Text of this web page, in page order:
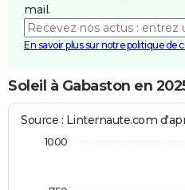
mail.
En savoir plus sur notre politique de
Soleil à Gabaston en
Source : Linternaute.com
1000